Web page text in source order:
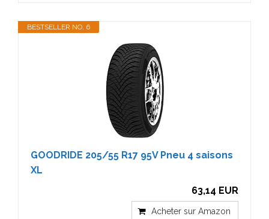
BESTSELLER NO. 6
GOODRIDE 205/55 R17 95V Pneu 4 saisons
XL
63,14 EUR
Acheter sur Amazon